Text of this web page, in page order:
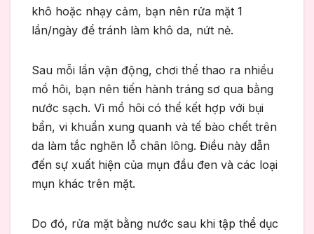
khô hoặc nhạy cảm, bạn nên rửa mặt 1
lần/ngày để tránh làm khô da, nứt nẻ.
Sau mỗi lần vận động, chơi thể thao ra nhiều
mồ hôi, bạn nên tiến hành tráng sơ qua bằng
nước sạch. Vì mồ hôi có thể kết hợp với bụi
bẩn, vi khuẩn xung quanh và tế bào chết trên
da làm tắc nghẽn lỗ chân lông. Điều này dẫn
đến sự xuất hiện của mụn đầu đen và các loại
mụn khác trên mặt.
Do đó, rửa mặt bằng nước sau khi tập thể dục